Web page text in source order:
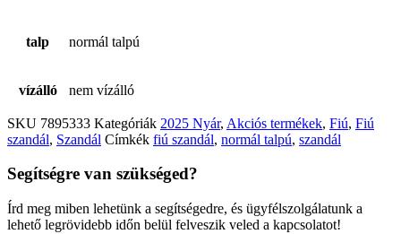
talp normál talpú
vízálló nem vízálló
SKU 7895333 Kategóriák 2025 Nyár, Akciós termékek, Fiú, Fiú
szandál, Szandál Címkék fiú szandál, normál talpú, szandál
Segítségre van szükséged?
Írd meg miben lehetünk a segítségedre, és ügyfélszolgálatunk a
lehető legrövidebb időn belül felveszik veled a kapcsolatot!